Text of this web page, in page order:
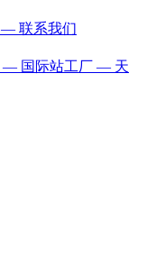
— 联系我们
— 国际站工厂 — 天